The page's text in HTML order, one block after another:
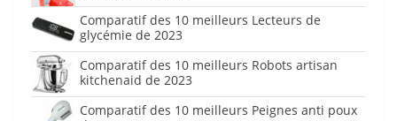
Comparatif des 10 meilleurs Lecteurs de
glycémie de 2023
Comparatif des 10 meilleurs Robots artisan
kitchenaid de 2023
Comparatif des 10 meilleurs Peignes anti poux